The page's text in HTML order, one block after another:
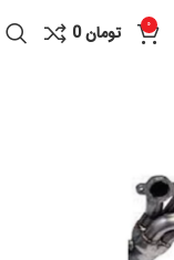
0 تومان0